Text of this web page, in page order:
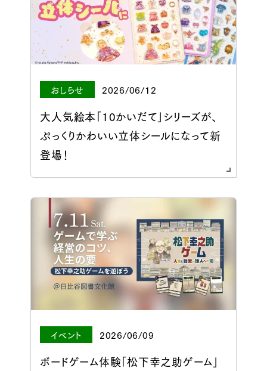
おしらせ 2026/06/12
大人気絵本「10かいだて」シリーズが、
ぷっくりかわいい立体シールになって新
登場！
イベント 2026/06/09
ボードゲーム体験「松下幸之助ゲーム」